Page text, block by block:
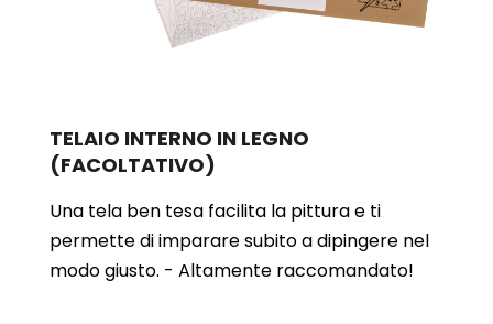
TELAIO INTERNO IN LEGNO
(FACOLTATIVO)
Una tela ben tesa facilita la pittura e ti
permette di imparare subito a dipingere nel
modo giusto. - Altamente raccomandato!